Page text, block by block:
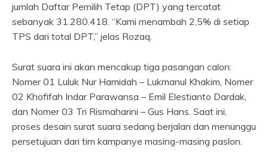
jumlah Daftar Pemilih Tetap (DPT) yang tercatat
sebanyak 31.280.418. “Kami menambah 2,5% di setiap
TPS dari total DPT,” jelas Rozaq.
Surat suara ini akan mencakup tiga pasangan calon:
Nomer 01 Luluk Nur Hamidah – Lukmanul Khakim, Nomer
02 Khofifah Indar Parawansa – Emil Elestianto Dardak,
dan Nomer 03 Tri Rismaharini – Gus Hans. Saat ini,
proses desain surat suara sedang berjalan dan menunggu
persetujuan dari tim kampanye masing-masing paslon.